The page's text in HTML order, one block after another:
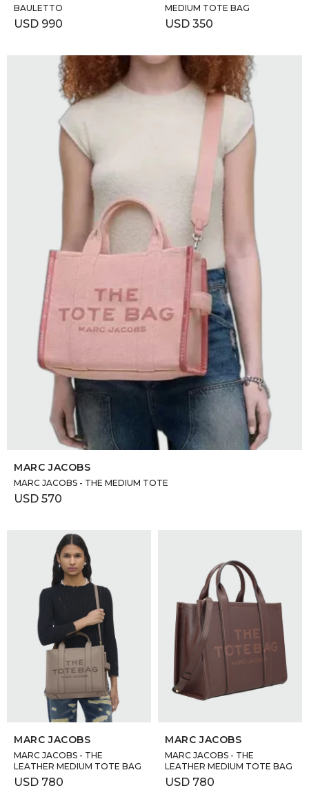
BAULETTO
USD 990
MEDIUM TOTE BAG
USD 350
SELECCIONAR TALLE
MARC JACOBS
MARC JACOBS - THE MEDIUM TOTE
USD 570
SELECCIONAR TALLE
MARC JACOBS
MARC JACOBS - THE
LEATHER MEDIUM TOTE BAG
USD 780
MARC JACOBS
MARC JACOBS - THE
LEATHER MEDIUM TOTE BAG
USD 780